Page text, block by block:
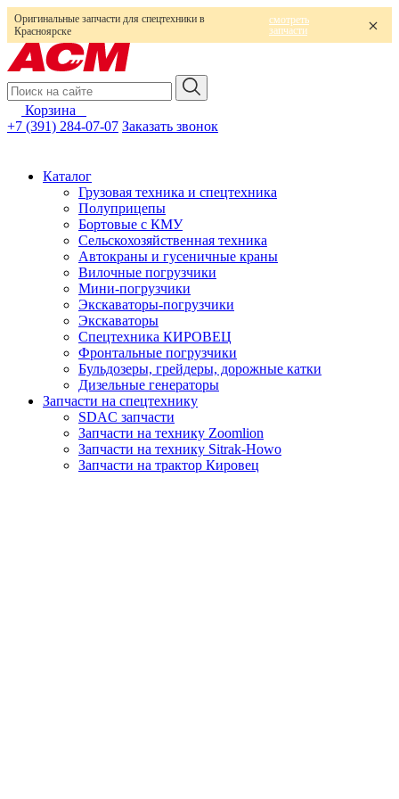
Оригинальные запчасти для спецтехники в
Красноярске
смотреть
запчасти
Корзина
+7 (391) 284-07-07 Заказать звонок
Каталог
Грузовая техника и спецтехника
Полуприцепы
Бортовые с КМУ
Сельскохозяйственная техника
Автокраны и гусеничные краны
Вилочные погрузчики
Мини-погрузчики
Экскаваторы-погрузчики
Экскаваторы
Спецтехника КИРОВЕЦ
Фронтальные погрузчики
Бульдозеры, грейдеры, дорожные катки
Дизельные генераторы
Запчасти на спецтехнику
SDAC запчасти
Запчасти на технику Zoomlion
Запчасти на технику Sitrak-Howo
Запчасти на трактор Кировец